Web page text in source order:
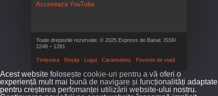
Acceseaza YouTube
Toate drepturile rezervate. © 2025 Express de Banat. ISSN
2248 – 1281
Timișoara Reșița Lugoj Caransebeș Poveste de viață
Acest website folosește cookie-uri pentru a vă oferi o
experiență mult mai bună de navigare și funcționalități adaptate
pentru creșterea perfomanței utilizării website-ului nostru.